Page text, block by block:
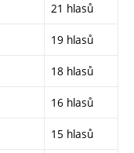
21 hlasů
19 hlasů
18 hlasů
16 hlasů
15 hlasů